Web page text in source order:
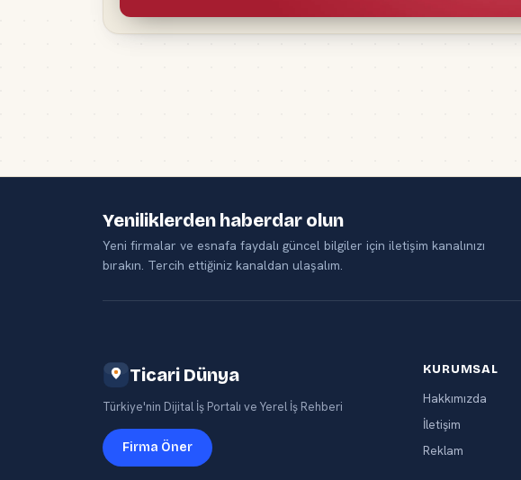
Yeniliklerden haberdar olun
Yeni firmalar ve esnafa faydalı güncel bilgiler için iletişim kanalınızı
bırakın. Tercih ettiğiniz kanaldan ulaşalım.
Ticari Dünya
Türkiye'nin Dijital İş Portalı ve Yerel İş Rehberi
Firma Öner
KURUMSAL
Hakkımızda
İletişim
Reklam